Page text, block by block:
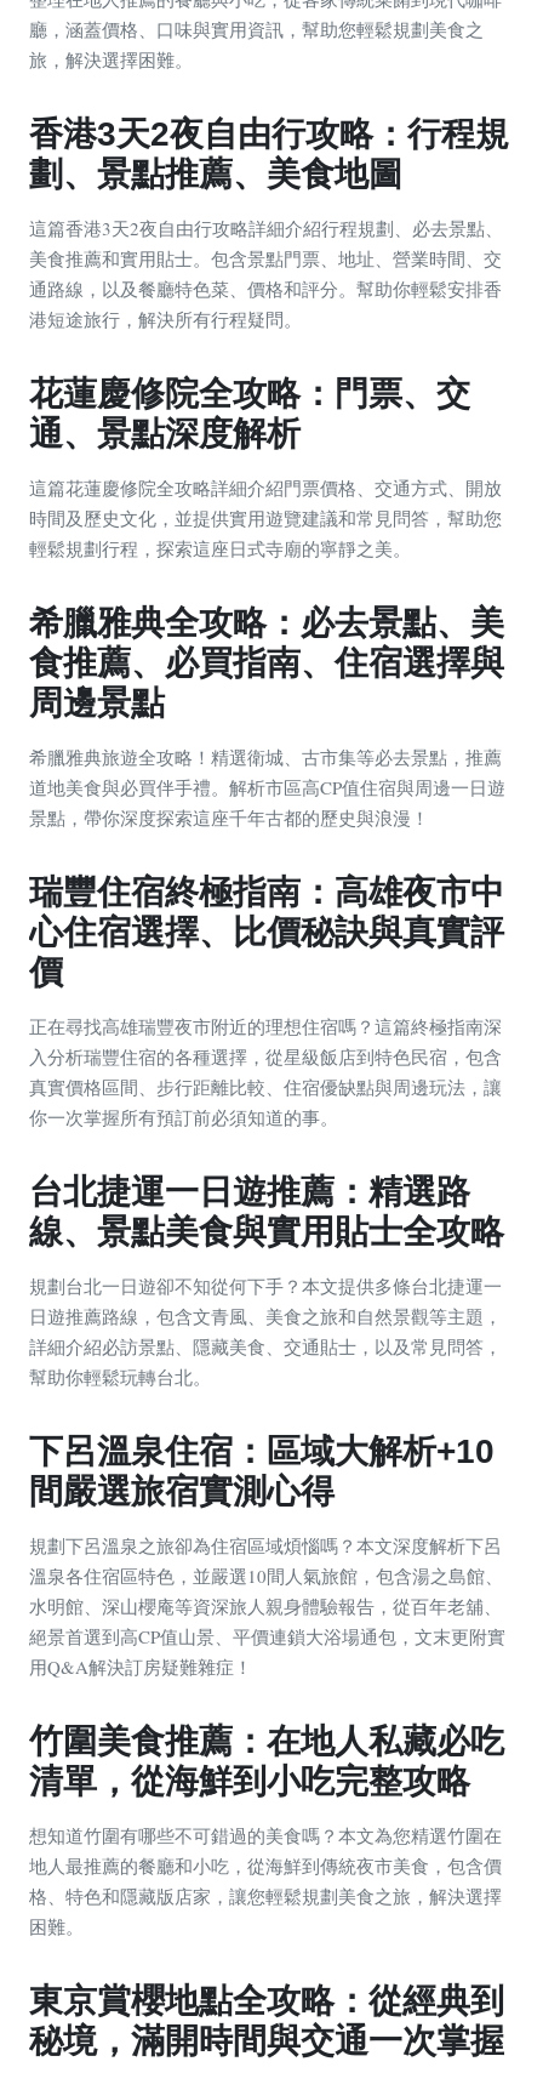
廳，涵蓋價格、口味與實用資訊，幫助您輕鬆規劃美食之
旅，解決選擇困難。
香港3天2夜自由行攻略：行程規
劃、景點推薦、美食地圖
這篇香港3天2夜自由行攻略詳細介紹行程規劃、必去景點、
美食推薦和實用貼士。包含景點門票、地址、營業時間、交
通路線，以及餐廳特色菜、價格和評分。幫助你輕鬆安排香
港短途旅行，解決所有行程疑問。
花蓮慶修院全攻略：門票、交
通、景點深度解析
這篇花蓮慶修院全攻略詳細介紹門票價格、交通方式、開放
時間及歷史文化，並提供實用遊覽建議和常見問答，幫助您
輕鬆規劃行程，探索這座日式寺廟的寧靜之美。
希臘雅典全攻略：必去景點、美
食推薦、必買指南、住宿選擇與
周邊景點
希臘雅典旅遊全攻略！精選衛城、古市集等必去景點，推薦
道地美食與必買伴手禮。解析市區高CP值住宿與周邊一日遊
景點，帶你深度探索這座千年古都的歷史與浪漫！
瑞豐住宿終極指南：高雄夜市中
心住宿選擇、比價秘訣與真實評
價
正在尋找高雄瑞豐夜市附近的理想住宿嗎？這篇終極指南深
入分析瑞豐住宿的各種選擇，從星級飯店到特色民宿，包含
真實價格區間、步行距離比較、住宿優缺點與周邊玩法，讓
你一次掌握所有預訂前必須知道的事。
台北捷運一日遊推薦：精選路
線、景點美食與實用貼士全攻略
規劃台北一日遊卻不知從何下手？本文提供多條台北捷運一
日遊推薦路線，包含文青風、美食之旅和自然景觀等主題，
詳細介紹必訪景點、隱藏美食、交通貼士，以及常見問答，
幫助你輕鬆玩轉台北。
下呂溫泉住宿：區域大解析+10
間嚴選旅宿實測心得
規劃下呂溫泉之旅卻為住宿區域煩惱嗎？本文深度解析下呂
溫泉各住宿區特色，並嚴選10間人氣旅館，包含湯之島館、
水明館、深山櫻庵等資深旅人親身體驗報告，從百年老舖、
絕景首選到高CP值山景、平價連鎖大浴場通包，文末更附實
用Q&A解決訂房疑難雜症！
竹圍美食推薦：在地人私藏必吃
清單，從海鮮到小吃完整攻略
想知道竹圍有哪些不可錯過的美食嗎？本文為您精選竹圍在
地人最推薦的餐廳和小吃，從海鮮到傳統夜市美食，包含價
格、特色和隱藏版店家，讓您輕鬆規劃美食之旅，解決選擇
困難。
東京賞櫻地點全攻略：從經典到
秘境，滿開時間與交通一次掌握